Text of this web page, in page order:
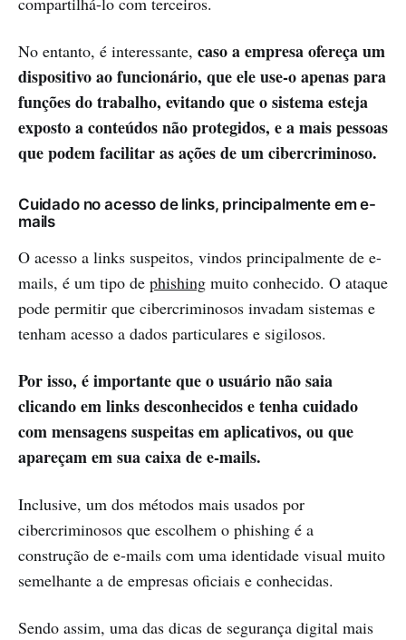
No entanto, é interessante, caso a empresa ofereça um
dispositivo ao funcionário, que ele use-o apenas para
funções do trabalho, evitando que o sistema esteja
exposto a conteúdos não protegidos, e a mais pessoas
que podem facilitar as ações de um cibercriminoso.
Cuidado no acesso de links, principalmente em e-
mails
O acesso a links suspeitos, vindos principalmente de e-
mails, é um tipo de phishing muito conhecido. O ataque
pode permitir que cibercriminosos invadam sistemas e
tenham acesso a dados particulares e sigilosos.
Por isso, é importante que o usuário não saia
clicando em links desconhecidos e tenha cuidado
com mensagens suspeitas em aplicativos, ou que
apareçam em sua caixa de e-mails.
Inclusive, um dos métodos mais usados por
cibercriminosos que escolhem o phishing é a
construção de e-mails com uma identidade visual muito
semelhante a de empresas oficiais e conhecidas.
Sendo assim, uma das dicas de segurança digital mais